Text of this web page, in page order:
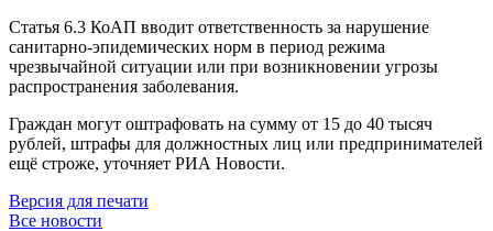
Статья 6.3 КоАП вводит ответственность за нарушение
санитарно-эпидемических норм в период режима
чрезвычайной ситуации или при возникновении угрозы
распространения заболевания.
Граждан могут оштрафовать на сумму от 15 до 40 тысяч
рублей, штрафы для должностных лиц или предпринимателей
ещё строже, уточняет РИА Новости.
Версия для печати
Все новости